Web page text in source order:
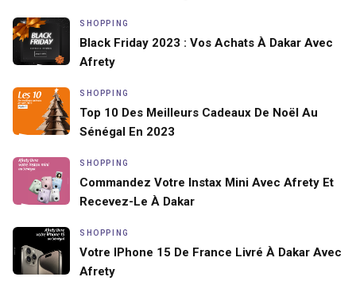
SHOPPING
Black Friday 2023 : Vos Achats À Dakar Avec
Afrety
SHOPPING
Top 10 Des Meilleurs Cadeaux De Noël Au
Sénégal En 2023
SHOPPING
Commandez Votre Instax Mini Avec Afrety Et
Recevez-Le À Dakar
SHOPPING
Votre IPhone 15 De France Livré À Dakar Avec
Afrety